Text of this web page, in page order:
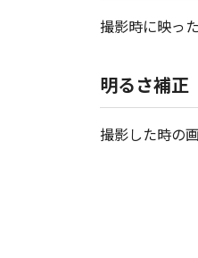
撮影時に映っ
明るさ補正
撮影した時の